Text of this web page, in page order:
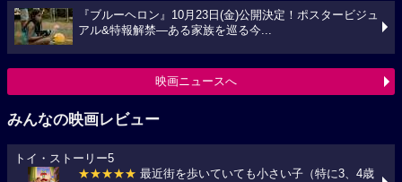
『ブルーヘロン』10月23日(金)公開決定！ポスタービジュ
アル&特報解禁―ある家族を巡る今...
映画ニュースへ
みんなの映画レビュー
トイ・ストーリー5
★★★★★ 最近街を歩いていても小さい子（特に3、4歳